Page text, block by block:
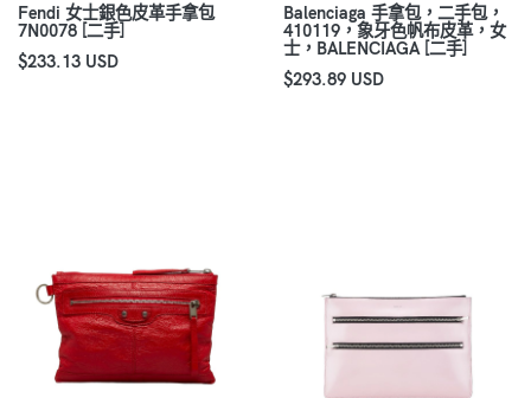
Fendi 女士銀色皮革手拿包
7N0078 [二手]
$233.13 USD
Balenciaga 手拿包，二手包，
410119，象牙色帆布皮革，女
士，BALENCIAGA [二手]
$293.89 USD